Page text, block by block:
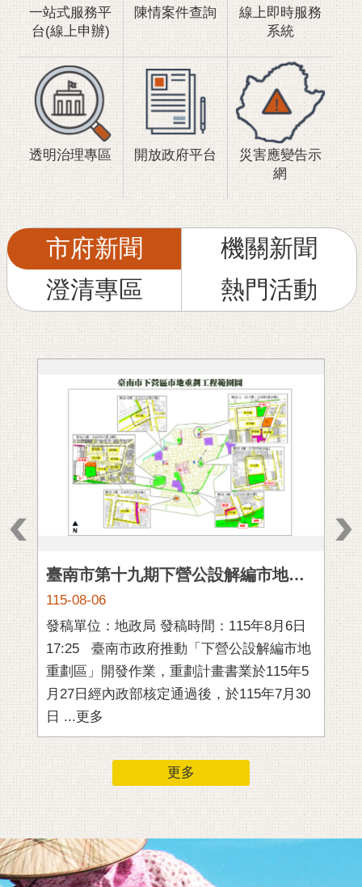
民
信
箱
English
日
本
私
及
策
站
資
料
開
宣
府
交
通
位
一站式服務平
台(線上申辦)
陳情案件查詢
線上即時服務
系統
透明治理專區 開放政府平台
災害應變告示
網
市府新聞
機關新聞
澄清專區
熱門活動
臺南市第十九期下營公設解編市地重劃土地所有權人說明會完成，為地方注入發展新活力
115-08-06
發稿單位：地政局 發稿時間：115年8月6日
17:25 臺南市政府推動「下營公設解編市地
重劃區」開發作業，重劃計畫書業於115年5
月27日經內政部核定通過後，於115年7月30
日 ...更多
15:10 為
更多